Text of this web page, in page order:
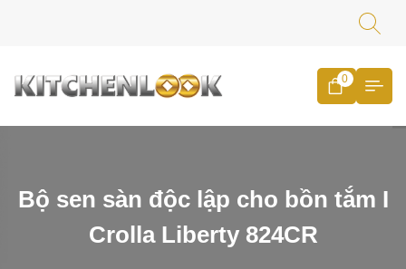
0
Bộ sen sàn độc lập cho bồn tắm I
Crolla Liberty 824CR